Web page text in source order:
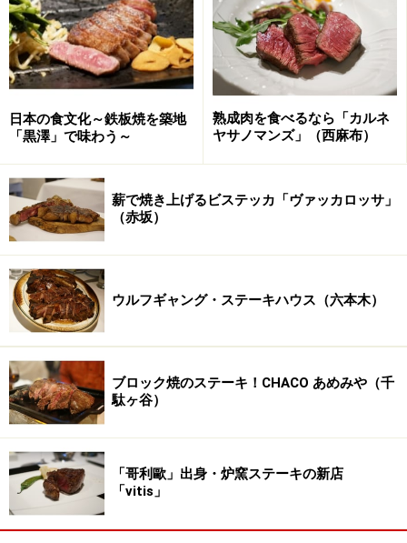
ナbyうしごろ」は、うしごろグループの中でも初めての
焼肉以外の業態です。鉄板が目の前にあるカウンター席
のほかテーブル席も用意し、メニューは鉄板焼き料理の
みに拘らず通常メニューも用意する事で、高額になりが
ちな鉄板焼きですが、同店では従来の「うしごろ」グル
ープの店舗と同様、若い客層も利用し易い価格帯での提
供を実現しています。
日本の食文化～鉄板焼を築地
「黒澤」で味わう～
熟成肉を食べるなら「カルネ
ヤサノマンズ」（西麻布）
薪で焼き上げるビステッカ「ヴァッカロッサ」
（赤坂）
ウルフギャング・ステーキハウス（六本木）
ブロック焼のステーキ！CHACO あめみや（千
駄ヶ谷）
「哥利歐」出身・炉窯ステーキの新店
「vitis」